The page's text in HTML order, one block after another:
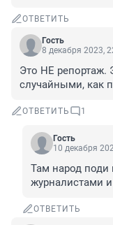
ОТВЕТИТЬ
Гость
8 декабря 2023,
Это НЕ репортаж.
случайными, как
ОТВЕТИТЬ 1
Гость
10 декабря
Там народ поди
журналистами
ОТВЕТИТЬ